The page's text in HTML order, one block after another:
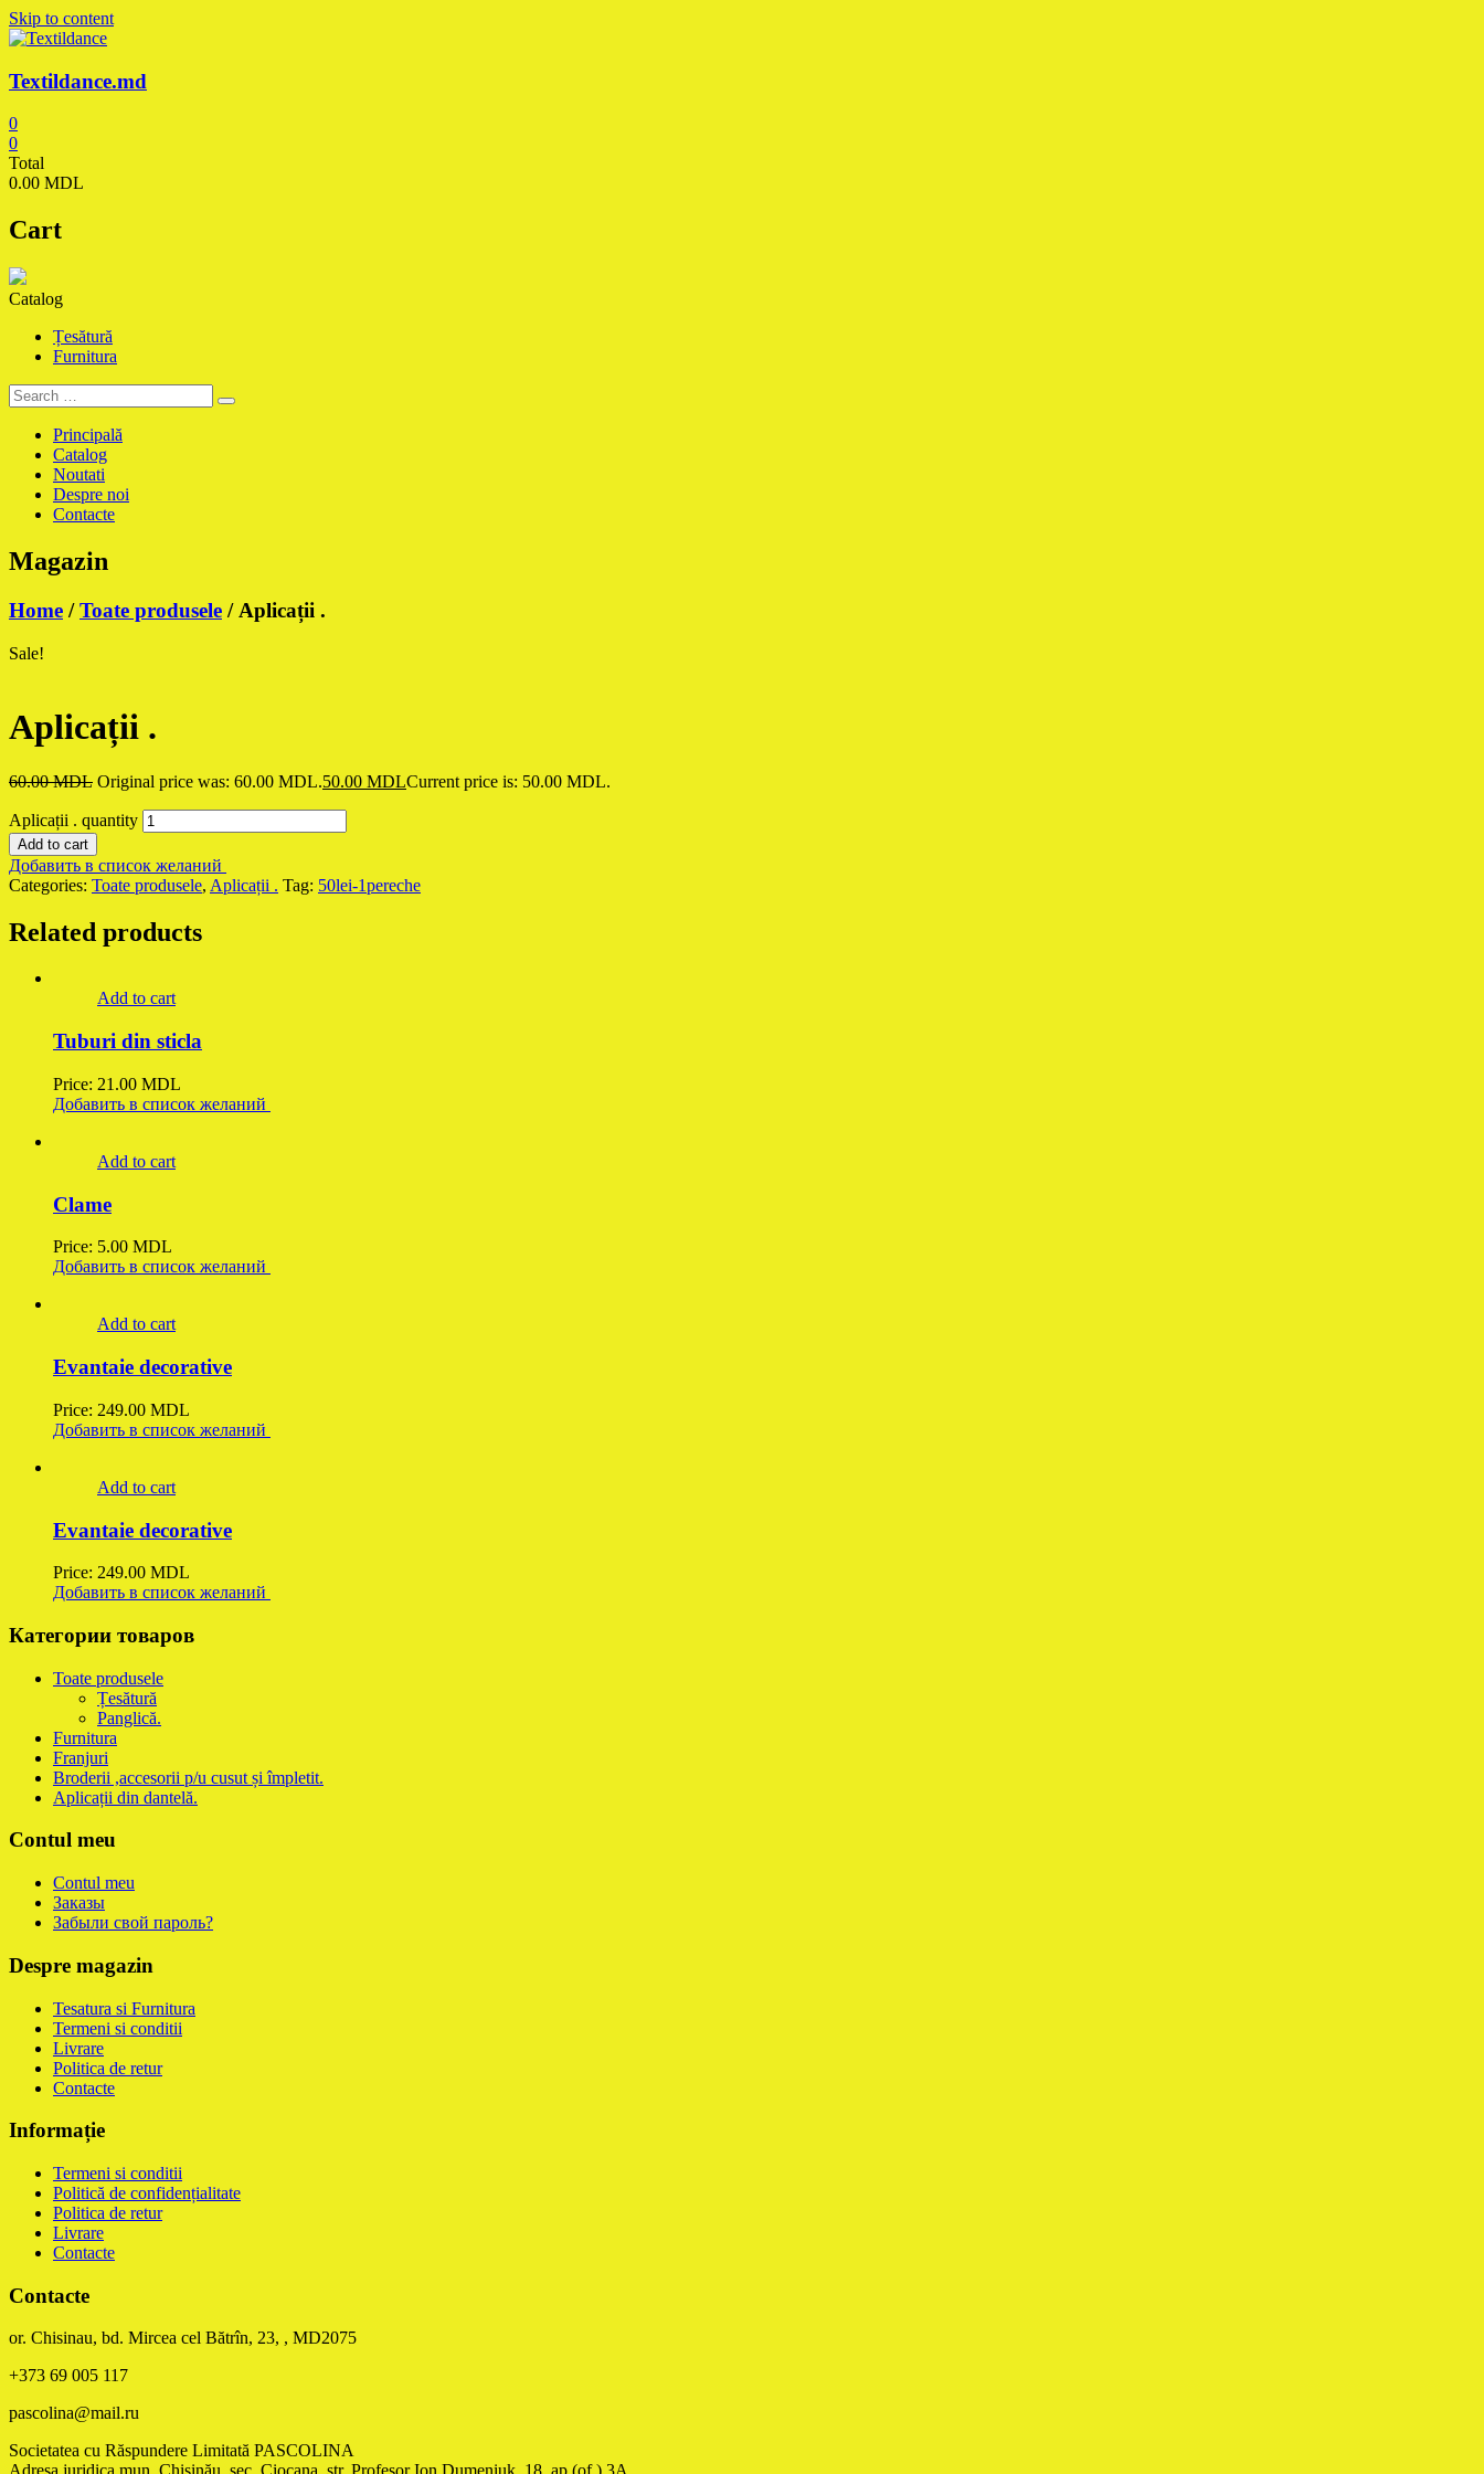
Skip to content
Textildance.md
0
0
Total
0.00 MDL
Cart
Catalog
Țesătură
Furnitura
Principală
Catalog
Noutati
Despre noi
Contacte
Magazin
Home /Toate produsele / Aplicații .
Sale!
Aplicații .
60.00MDL Original price was: 60.00 MDL.50.00 MDLCurrent price is: 50.00 MDL.
Aplicații . quantity
Add to cart
Добавить в список желаний
Categories: Toate produsele, Aplicații . Tag: 50lei-1pereche
Related products
Add to cart
Tuburi din sticla
Price: 21.00 MDL
Добавить в список желаний
Add to cart
Clame
Price: 5.00 MDL
Добавить в список желаний
Add to cart
Evantaie decorative
Price: 249.00 MDL
Добавить в список желаний
Add to cart
Evantaie decorative
Price: 249.00 MDL
Добавить в список желаний
Категории товаров
Toate produsele
Țesătură
Panglică.
Furnitura
Franjuri
Broderii ,accesorii p/u cusut și împletit.
Aplicații din dantelă.
Contul meu
Contul meu
Заказы
Забыли свой пароль?
Despre magazin
Tesatura si Furnitura
Termeni si conditii
Livrare
Politica de retur
Contacte
Informație
Termeni si conditii
Politică de confidențialitate
Politica de retur
Livrare
Contacte
Contacte
or. Chisinau, bd. Mircea cel Bătrîn, 23, , MD2075
+373 69 005 117
pascolina@mail.ru
Societatea cu Răspundere Limitată PASCOLINA